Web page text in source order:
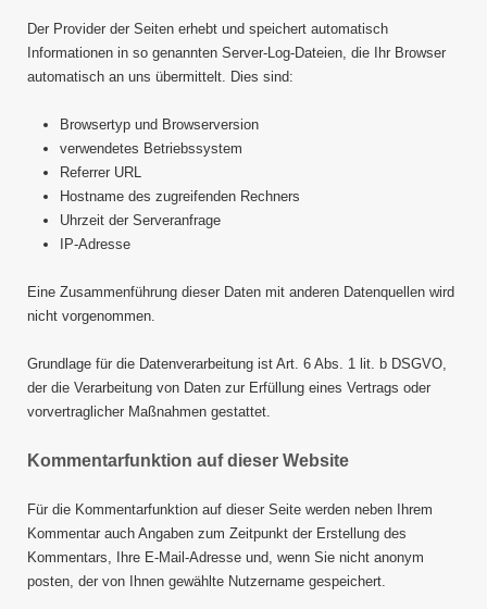
Der Provider der Seiten erhebt und speichert automatisch
Informationen in so genannten Server-Log-Dateien, die Ihr Browser
automatisch an uns übermittelt. Dies sind:
Browsertyp und Browserversion
verwendetes Betriebssystem
Referrer URL
Hostname des zugreifenden Rechners
Uhrzeit der Serveranfrage
IP-Adresse
Eine Zusammenführung dieser Daten mit anderen Datenquellen wird
nicht vorgenommen.
Grundlage für die Datenverarbeitung ist Art. 6 Abs. 1 lit. b DSGVO,
der die Verarbeitung von Daten zur Erfüllung eines Vertrags oder
vorvertraglicher Maßnahmen gestattet.
Kommentarfunktion auf dieser Website
Für die Kommentarfunktion auf dieser Seite werden neben Ihrem
Kommentar auch Angaben zum Zeitpunkt der Erstellung des
Kommentars, Ihre E-Mail-Adresse und, wenn Sie nicht anonym
posten, der von Ihnen gewählte Nutzername gespeichert.